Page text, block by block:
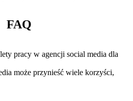
FAQ
pracy w agencji social media ‍dla​
może przynieść wiele korzyści,